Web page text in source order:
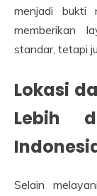
menjadi bukti
memberikan
standar, tetapi
Lokasi
Lebih
Selain